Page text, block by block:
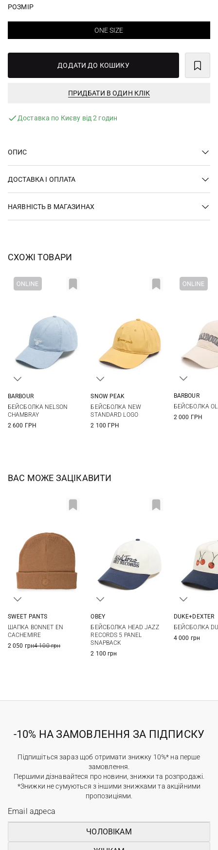
РОЗМІР
ONE SIZE
ДОДАТИ ДО КОШИКУ
ПРИДБАТИ В ОДИН КЛІК
Доставка по Києву від 2 годин
ОПИС
ДОСТАВКА І ОПЛАТА
НАЯВНІСТЬ В МАГАЗИНАХ
СХОЖІ ТОВАРИ
BARBOUR
БЕЙСБОЛКА NELSON
CHAMBRAY
2 600 ГРН
SNOW PEAK
БЕЙСБОЛКА NEW
STANDARD LOGO
2 100 ГРН
BARBOUR
БЕЙСБОЛКА
2 000 ГРН
ВАС МОЖЕ ЗАЦІКАВИТИ
SWEET PANTS
ШАПКА BONNET EN
CACHEMIRE
2 050 грн4 100 грн
OBEY
БЕЙСБОЛКА HEAD JAZZ
RECORDS 5 PANEL
SNAPBACK
2 100 грн
DUKE+DEXTER
БЕЙСБОЛКА
4 000 грн
-10% НА ЗАМОВЛЕННЯ ЗА ПІДПИСКУ
Підпишіться зараз щоб отримати знижку 10%* на перше
замовлення.
Першими дізнавайтеся про новини, знижки та розпродажі.
*Знижки не сумуються з іншими знижками та акційними
пропозиціями.
ЧОЛОВІКАМ